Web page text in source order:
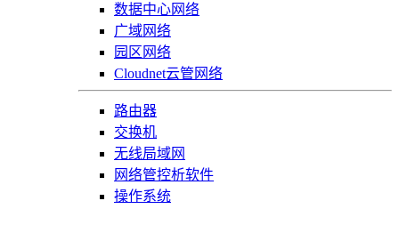
数据中心网络
广域网络
园区网络
Cloudnet云管网络
路由器
交换机
无线局域网
网络管控析软件
操作系统